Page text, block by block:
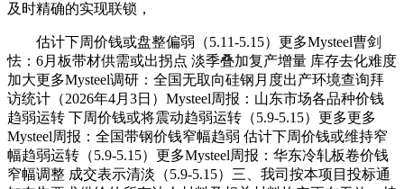
及时精确的实现联锁，
估计下周价钱或盘整偏弱（5.11-5.15）更多Mysteel曹剑
怯：6月板带材供需或出拐点 淡季叠加复产增量 库存去化难度
加大更多Mysteel调研：全国无取向硅钢月度出产环境查询拜
访统计（2026年4月3日）Mysteel周报：山东市场各品种价钱
趋弱运转 下周价钱或将震动趋弱运转（5.9-5.15）更多更多
Mysteel周报：全国带钢价钱窄幅趋弱 估计下周价钱或维持窄
幅趋弱运转（5.9-5.15）更多Mysteel周报：华东冷轧板卷价钱
窄幅调整 成交表示清淡（5.9-5.15）三、我司按本项目投标通